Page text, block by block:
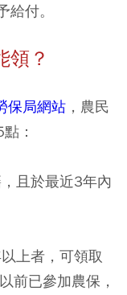
付。
領？
保局網站 ，農民
：
且於最近3年內
上者，可領取
前已參加農保，